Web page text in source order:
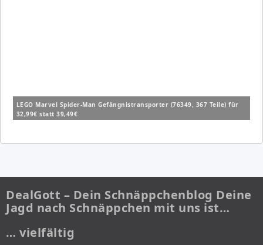
LEGO Marvel Spider-Man Gefängnistransporter (76349, 367 Teile) für
32,99€ statt 39,49€
DealGott – Dein Schnäppchenblog Deine
Jagd nach Schnäppchen mit uns ist…
… vielfältig